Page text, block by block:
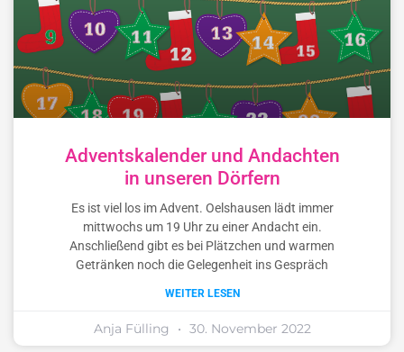
Adventskalender und Andachten
in unseren Dörfern
Es ist viel los im Advent. Oelshausen lädt immer
mittwochs um 19 Uhr zu einer Andacht ein.
Anschließend gibt es bei Plätzchen und warmen
Getränken noch die Gelegenheit ins Gespräch
WEITER LESEN
Anja Fülling 30. November 2022